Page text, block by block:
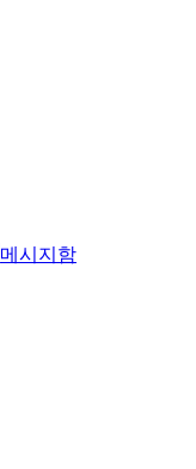
메시지함